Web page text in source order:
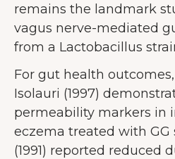
remains the landmark
vagus nerve-mediated
from a Lactobacillus
For gut health
Isolauri (1997)
permeability markers in
eczema treated with GG
(1991) reported reduced